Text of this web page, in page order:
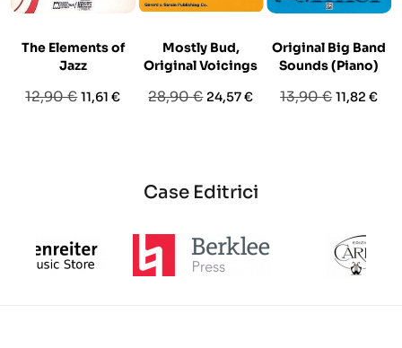
The Elements of
Jazz
Prezzo
12,90 €Prezzo
11,61 €
Mostly Bud,
Original Voicings
Prezzo
28,90 € Prezzo
24,57 €
Original Big Band
Sounds (Piano)
Prezzo
13,90 € Prezzo
11,82 €
Case Editrici